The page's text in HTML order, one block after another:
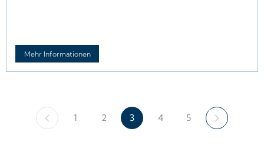
Mehr Informationen
1 2 3 4 5